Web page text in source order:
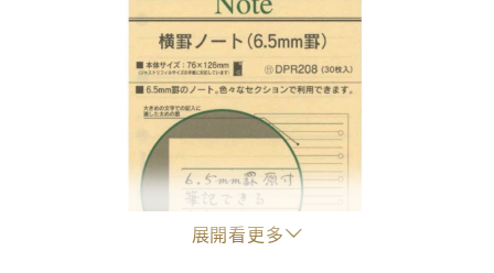
展開看更多